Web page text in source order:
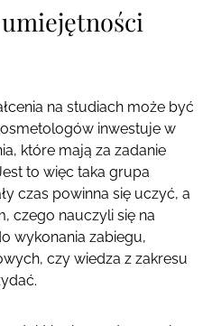
na studiach może być
inwestuje w
które mają za zadanie
to więc taka grupa
czas powinna się uczyć, a
czego nauczyli się na
wykonania zabiegu,
czy wiedza z zakresu